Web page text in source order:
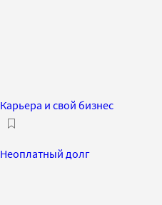
Карьера и свой бизнес
Неоплатный долг